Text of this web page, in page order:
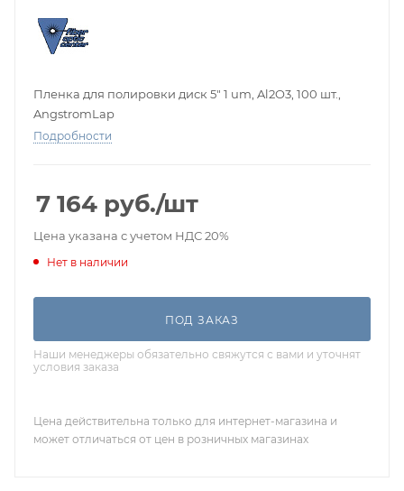
Пленка для полировки диск 5" 1 um, Al2O3, 100 шт.,
AngstromLap
Подробности
7 164 руб./шт
Цена указана с учетом НДС 20%
Нет в наличии
ПОД ЗАКАЗ
Наши менеджеры обязательно свяжутся с вами и уточнят
условия заказа
Цена действительна только для интернет-магазина и
может отличаться от цен в розничных магазинах